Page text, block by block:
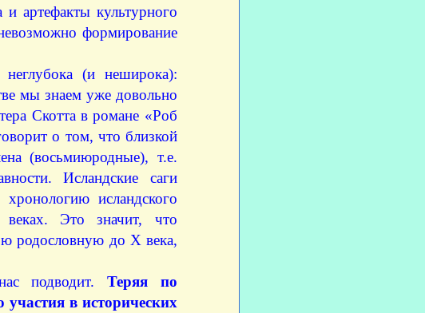
и артефакты культурного
формирование
(и неширока):
мы знаем уже довольно
Скотта в романе «Роб
о том, что близкой
(восьмиюродные), т.е.
Исландские саги
исландского
Это значит, что
родословную до X века,
нас подводит.Теряя по
в исторических